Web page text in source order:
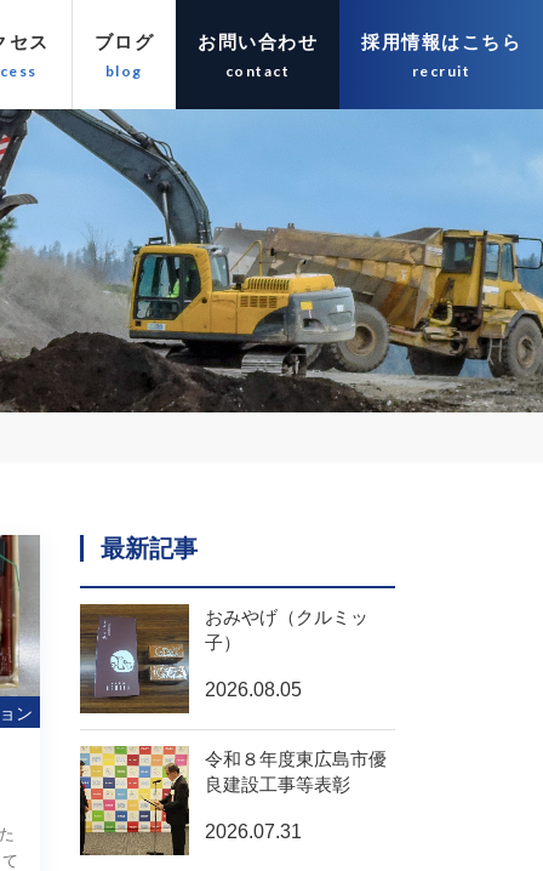
セス ブログ お問い合わせ 採用情報はこちら
ン
最新記事
おみやげ（クルミッ
子）
2026.08.05
令和８年度東広島市優
良建設工事等表彰
2026.07.31